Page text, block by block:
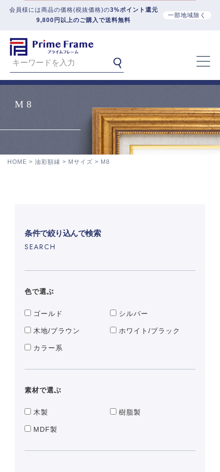
会員様には商品の価格(税抜価格)の3%ポイント還元
9,800円以上のご購入で送料無料
一部地域除く
M8
HOME 油彩額縁 Mサイズ M8
条件で絞り込んで検索
SEARCH
色で選ぶ
ゴールド シルバー
木地/ブラウン ホワイト/ブラック
カラー系
素材で選ぶ
木製 樹脂製
MDF製